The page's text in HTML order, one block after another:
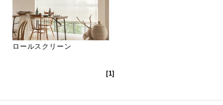
ロールスクリーン
[1]